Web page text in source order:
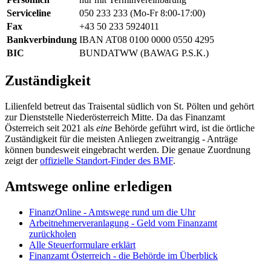
Serviceline
050 233 233 (Mo-Fr 8:00-17:00)
Fax
+43 50 233 5924011
Bankverbindung IBAN AT08 0100 0000 0550 4295
BIC
BUNDATWW (BAWAG P.S.K.)
Zuständigkeit
Lilienfeld betreut das Traisental südlich von St. Pölten und gehört
zur Dienststelle Niederösterreich Mitte. Da das Finanzamt
Österreich seit 2021 als eine Behörde geführt wird, ist die örtliche
Zuständigkeit für die meisten Anliegen zweitrangig - Anträge
können bundesweit eingebracht werden. Die genaue Zuordnung
zeigt deroffizielle Standort-Finder des BMF.
Amtswege online erledigen
FinanzOnline - Amtswege rund um die Uhr
Arbeitnehmerveranlagung - Geld vom Finanzamt
zurückholen
Alle Steuerformulare erklärt
Finanzamt Österreich - die Behörde im Überblick